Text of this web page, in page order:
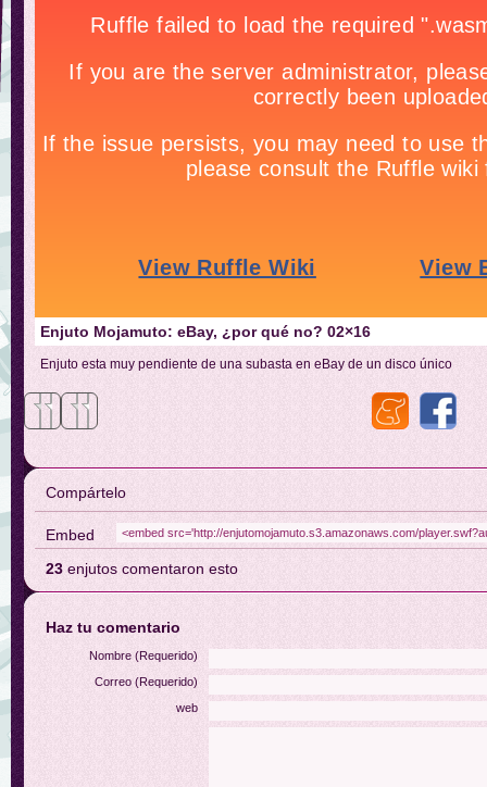
Enjuto Mojamuto: eBay, ¿por qué no? 02×16
Enjuto esta muy pendiente de una subasta en eBay de un disco único
Compártelo
Embed
23 enjutos comentaron esto
Haz tu comentario
Nombre (Requerido)
Correo (Requerido)
web